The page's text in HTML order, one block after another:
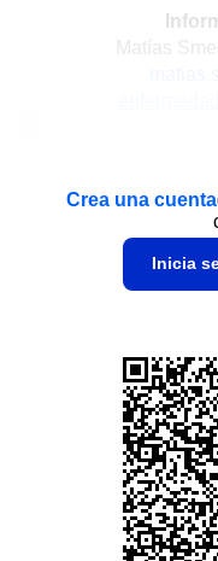
Matías
Crea una cuenta
Inicia